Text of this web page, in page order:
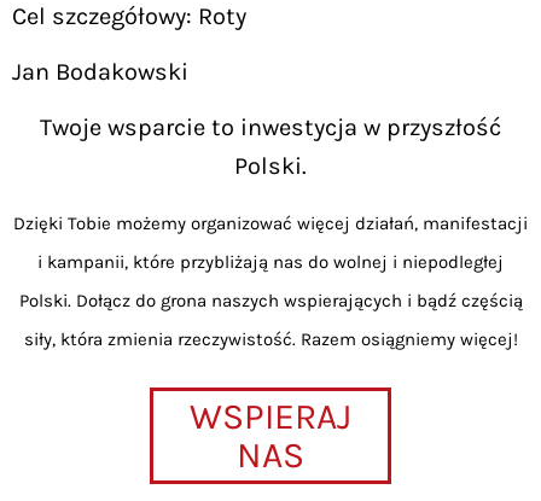
Cel szczegółowy: Roty
Jan Bodakowski
Twoje wsparcie to inwestycja w przyszłość
Polski.
Dzięki Tobie możemy organizować więcej działań, manifestacji
i kampanii, które przybliżają nas do wolnej i niepodległej
Polski. Dołącz do grona naszych wspierających i bądź częścią
siły, która zmienia rzeczywistość. Razem osiągniemy więcej!
WSPIERAJ
NAS